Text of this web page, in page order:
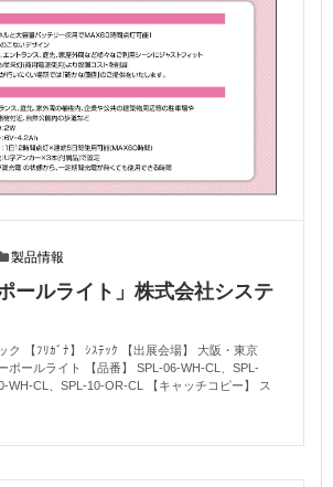
製品情報
ールライト」株式会社システ
ク 【ﾌﾘｶﾞﾅ】 ｼｽﾃｯｸ 【出展会場】 大阪・東京
ポールライト 【品番】 SPL-06-WH-CL、SPL-
WH-CL、SPL-10-OR-CL 【キャッチコピー】 ス